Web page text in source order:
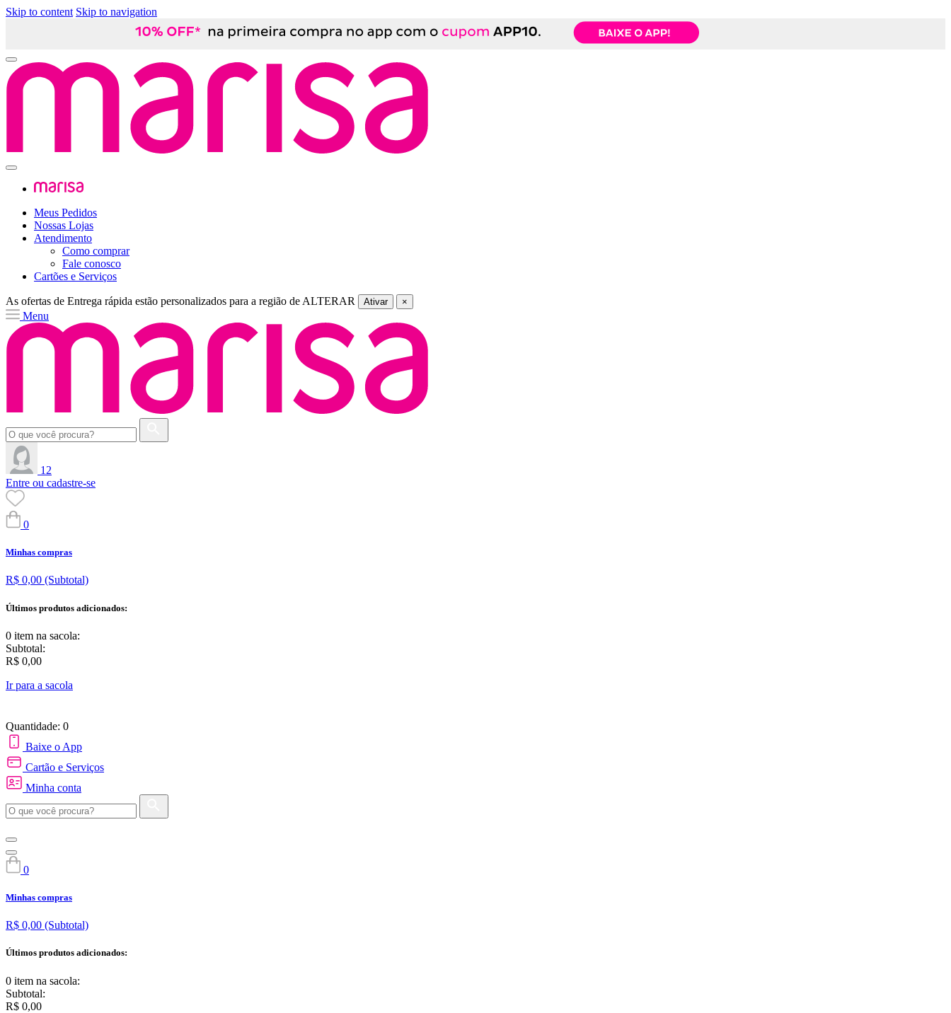
Skip to content Skip to navigation
Meus Pedidos
Nossas Lojas
Atendimento
Como comprar
Fale conosco
Cartões e Serviços
As ofertas de Entrega rápida estão personalizados para a região de ALTERAR Ativar ×
Menu
12
Entre ou cadastre-se
0
Minhas compras
R$ 0,00 (Subtotal)
Últimos produtos adicionados:
0 item na sacola:
Subtotal:
R$ 0,00
Ir para a sacola
Quantidade: 0
Baixe o App
Cartão e Serviços
Minha conta
0
Minhas compras
R$ 0,00 (Subtotal)
Últimos produtos adicionados:
0 item na sacola:
Subtotal:
R$ 0,00